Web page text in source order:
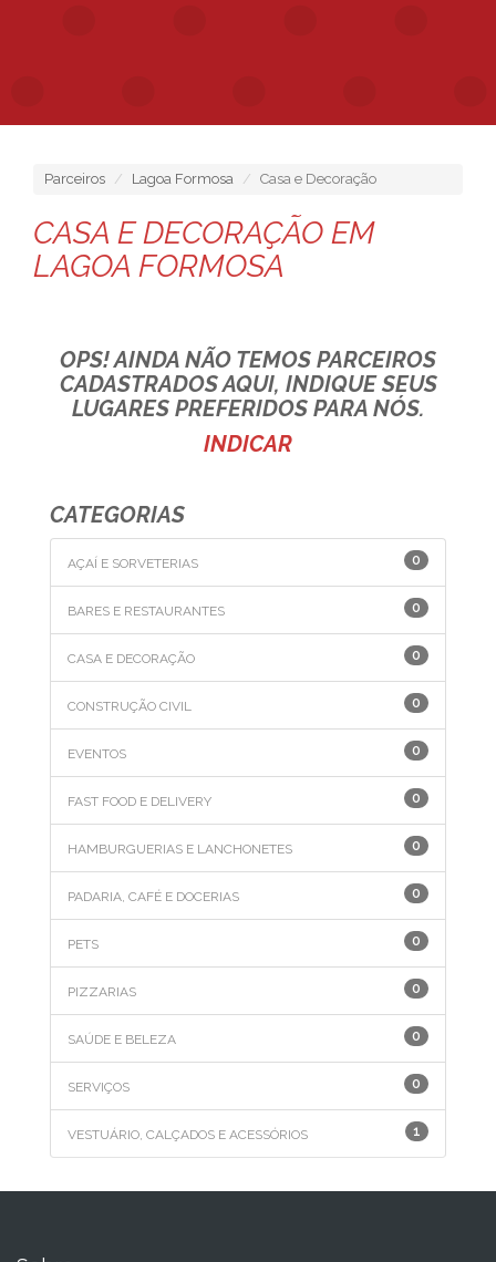
Parceiros Lagoa Formosa Casa e Decoração
CASA E DECORAÇÃO EM
LAGOA FORMOSA
OPS! AINDA NÃO TEMOS PARCEIROS
CADASTRADOS AQUI, INDIQUE SEUS
LUGARES PREFERIDOS PARA NÓS.
INDICAR
CATEGORIAS
0
AÇAÍ E SORVETERIAS
0
BARES E RESTAURANTES
0
CASA E DECORAÇÃO
0
CONSTRUÇÃO CIVIL
0
EVENTOS
0
FAST FOOD E DELIVERY
0
HAMBURGUERIAS E LANCHONETES
0
PADARIA, CAFÉ E DOCERIAS
0
PETS
0
PIZZARIAS
0
SAÚDE E BELEZA
0
SERVIÇOS
1
VESTUÁRIO, CALÇADOS E ACESSÓRIOS